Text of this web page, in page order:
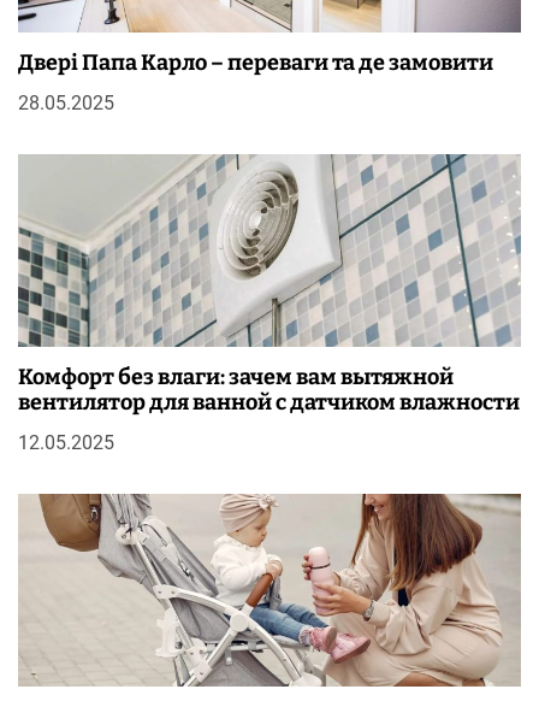
Двері Папа Карло – переваги та де замовити
28.05.2025
Комфорт без влаги: зачем вам вытяжной
вентилятор для ванной с датчиком влажности
12.05.2025